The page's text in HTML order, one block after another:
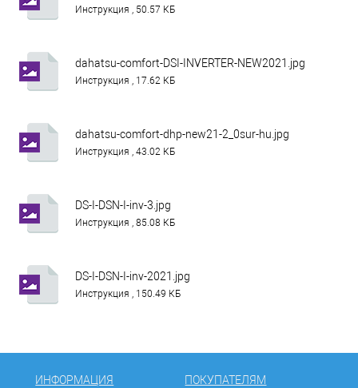
Инструкция , 50.57 КБ
dahatsu-comfort-DSI-INVERTER-NEW2021.jpg
Инструкция , 17.62 КБ
dahatsu-comfort-dhp-new21-2_0sur-hu.jpg
Инструкция , 43.02 КБ
DS-I-DSN-I-inv-3.jpg
Инструкция , 85.08 КБ
DS-I-DSN-I-inv-2021.jpg
Инструкция , 150.49 КБ
ИНФОРМАЦИЯ
ПОКУПАТЕЛЯМ